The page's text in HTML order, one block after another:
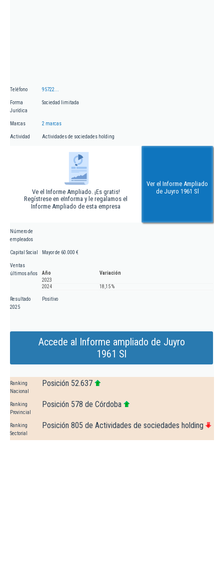
Teléfono 95722...
Forma
Jurídica
Sociedad limitada
Marcas 2 marcas
Actividad Actividades de sociedades holding
Ve el Informe Ampliado. ¡Es gratis!
Regístrese en eInforma y le regalamos el
Informe Ampliado de esta empresa
Ver el Informe Ampliado
de Juyro 1961 Sl
Número de
empleados
Capital Social Mayor de 60.000 €
Ventas
últimos años
Año
Variación
2023
2024
18,15 %
Resultado
2025
Positivo
Accede al Informe ampliado de Juyro
1961 Sl
Ranking
Nacional
Posición 52.637
Ranking
Provincial
Posición 578 de Córdoba
Ranking
Sectorial
Posición 805 de Actividades de sociedades holding